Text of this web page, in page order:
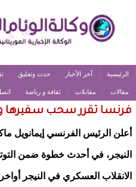
الرئيسية آخر الأخبار حدث وتعليق
مقالات مقابلات ثقافة و رياضة
فرنسا تقرر سحب سفيرها
أعلن الرئيس الفرنسي إيمانويل
النيجر، في أحدث خطوة ضمن
الانقلاب العسكري في النيجر